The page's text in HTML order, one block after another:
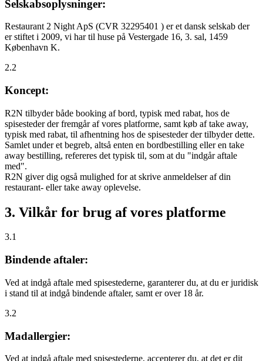
Selskabsoplysninger:
Restaurant 2 Night ApS (CVR 32295401 ) er et dansk selskab der
er stiftet i 2009, vi har til huse på Vestergade 16, 3. sal, 1459
København K.
2.2
Koncept:
R2N tilbyder både booking af bord, typisk med rabat, hos de
spisesteder der fremgår af vores platforme, samt køb af take away,
typisk med rabat, til afhentning hos de spisesteder der tilbyder dette.
Samlet under et begreb, altså enten en bordbestilling eller en take
away bestilling, refereres det typisk til, som at du "indgår aftale
med".
R2N giver dig også mulighed for at skrive anmeldelser af din
restaurant- eller take away oplevelse.
3. Vilkår for brug af vores platforme
3.1
Bindende aftaler:
Ved at indgå aftale med spisestederne, garanterer du, at du er juridisk
i stand til at indgå bindende aftaler, samt er over 18 år.
3.2
Madallergier:
Ved at indgå aftale med spisestederne, accepterer du, at det er dit